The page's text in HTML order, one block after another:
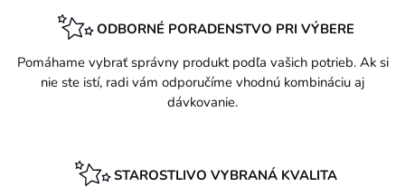
ODBORNÉ PORADENSTVO PRI VÝBERE
Pomáhame vybrať správny produkt podľa vašich potrieb. Ak si
nie ste istí, radi vám odporučíme vhodnú kombináciu aj
dávkovanie.
STAROSTLIVO VYBRANÁ KVALITA